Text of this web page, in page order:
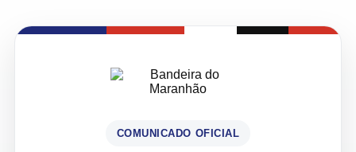
COMUNICADO OFICIAL